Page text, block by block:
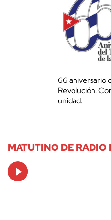
66 aniversario
Revolución.
unidad.
MATUTINO DE RADIO
Audio
Player